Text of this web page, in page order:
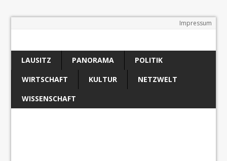
Impressum
LAUSITZ PANORAMA
POLITIK
WIRTSCHAFT
KULTUR
NETZWELT
WISSENSCHAFT